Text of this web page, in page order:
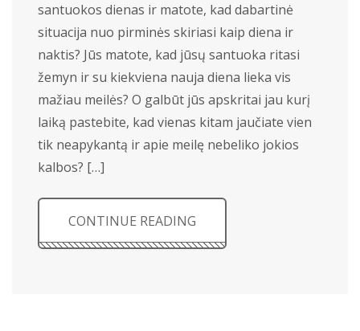
santuokos dienas ir matote, kad dabartinė
situacija nuo pirminės skiriasi kaip diena ir
naktis? Jūs matote, kad jūsų santuoka ritasi
žemyn ir su kiekviena nauja diena lieka vis
mažiau meilės? O galbūt jūs apskritai jau kurį
laiką pastebite, kad vienas kitam jaučiate vien
tik neapykantą ir apie meilę nebeliko jokios
kalbos? […]
CONTINUE READING